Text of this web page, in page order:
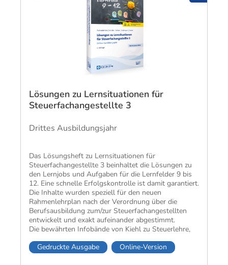
Lösungen zu Lernsituationen für
Steuerfachangestellte 3
Drittes Ausbildungsjahr
Das Lösungsheft zu Lernsituationen für
Steuerfachangestellte 3 beinhaltet die Lösungen zu
den Lernjobs und Aufgaben für die Lernfelder 9 bis
12. Eine schnelle Erfolgskontrolle ist damit garantiert.
Die Inhalte wurden speziell für den neuen
Rahmenlehrplan nach der Verordnung über die
Berufsausbildung zum/zur Steuerfachangestellten
entwickelt und exakt aufeinander abgestimmt.
Die bewährten Infobände von Kiehl zu Steuerlehre,
Sozialkunde ergänzen die Lernsituationen optimal.
Gedruckte Ausgabe Online-Version